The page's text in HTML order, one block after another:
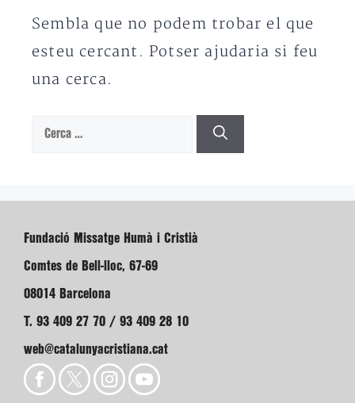
Sembla que no podem trobar el que
esteu cercant. Potser ajudaria si feu
una cerca.
Cerca:
Fundació Missatge Humà i Cristià
Comtes de Bell-lloc, 67-69
08014 Barcelona
T. 93 409 27 70 / 93 409 28 10
web@catalunyacristiana.cat